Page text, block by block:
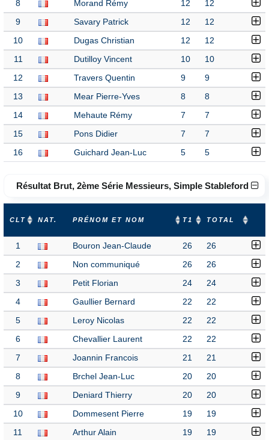
8 Morand Rémy 12 12
9 Savary Patrick 12 12
10 Dugas Christian 12 12
11 Dutilloy Vincent 10 10
12 Travers Quentin 9 9
13 Mear Pierre-Yves 8 8
14 Mehaute Rémy 7 7
15 Pons Didier 7 7
16 Guichard Jean-Luc 5 5
Résultat Brut, 2ème Série Messieurs, Simple Stableford
CLT NAT. PRÉNOM ET NOM T1 TOTAL
1 Bouron Jean-Claude 26 26
2 Non communiqué 26 26
3 Petit Florian 24 24
4 Gaullier Bernard 22 22
5 Leroy Nicolas 22 22
6 Chevallier Laurent 22 22
7 Joannin Francois 21 21
8 Brchel Jean-Luc 20 20
9 Deniard Thierry 20 20
10 Dommesent Pierre 19 19
11 Arthur Alain 19 19